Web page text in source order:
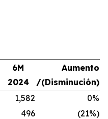
6M
2024
Aumento
/(Disminución)
1,582
0%
496
(21%)